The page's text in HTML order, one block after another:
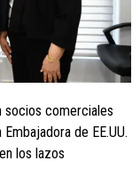
socios comerciales
de EE.UU.
los lazos